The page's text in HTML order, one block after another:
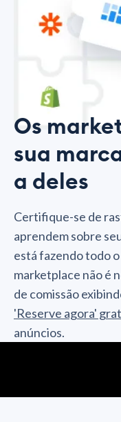
Os
sua
a deles
Certifique-se de
aprendem sobre
está fazendo todo
marketplace não é
de comissão
'Reserve agora'
anúncios.